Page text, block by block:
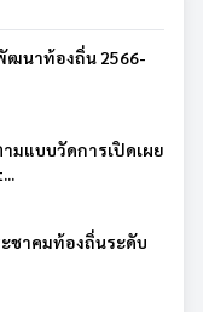
ฒนาท้องถิ่น 2566-
มแบบวัดการเปิดเผย
ชาคมท้องถิ่นระดับ